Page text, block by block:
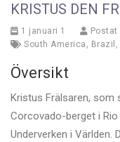
KRISTUS DEN
1 januari 1
Postat
South America , Brazil ,
Översikt
Kristus Frälsaren, som
Corcovado-berget i
Underverken i Världen.